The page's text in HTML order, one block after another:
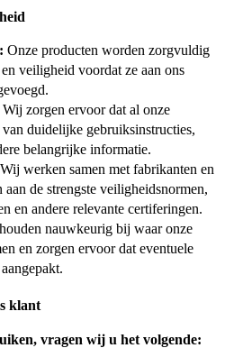
Onze producten worden zorgvuldig
veiligheid voordat ze aan ons
Wij zorgen ervoor dat al onze
duidelijke gebruiksinstructies,
belangrijke informatie.
Wij werken samen met fabrikanten en
de strengste veiligheidsnormen,
en andere relevante certiferingen.
nauwkeurig bij waar onze
en zorgen ervoor dat eventuele
klant
vragen wij u het volgende: